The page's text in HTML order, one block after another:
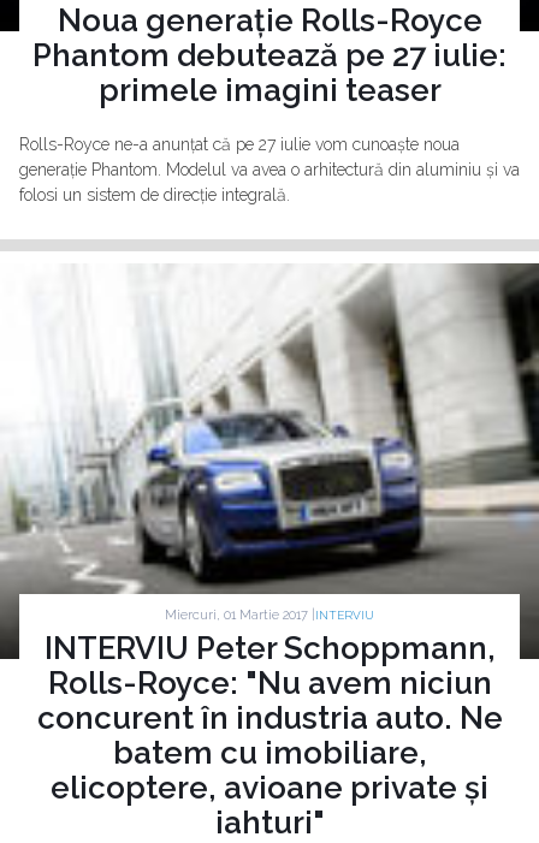
Noua generație Rolls-Royce
Phantom debutează pe 27 iulie:
primele imagini teaser
Rolls-Royce ne-a anunțat că pe 27 iulie vom cunoaște noua
generație Phantom. Modelul va avea o arhitectură din aluminiu și va
folosi un sistem de direcție integrală.
Miercuri, 01 Martie 2017 | INTERVIU
INTERVIU Peter Schoppmann,
Rolls-Royce: "Nu avem niciun
concurent în industria auto. Ne
batem cu imobiliare,
elicoptere, avioane private și
iahturi"